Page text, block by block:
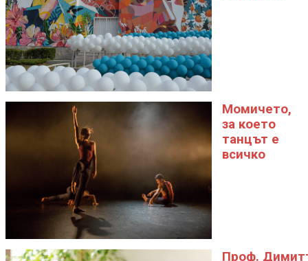
Момичето,
за което
танцът е
всичко
Проф.